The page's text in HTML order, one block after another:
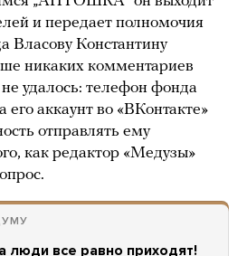
и передает полномочия
Власову Константину
никаких комментариев
удалось: телефон фонда
его аккаунт во «ВКонтакте»
отправлять ему
как редактор «Медузы»
люди все равно приходят!